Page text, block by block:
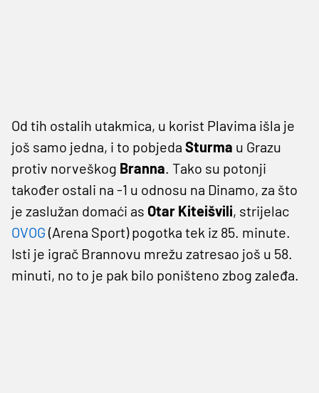
Od tih ostalih utakmica, u korist Plavima išla je
još samo jedna, i to pobjeda Sturma u Grazu
protiv norveškog Branna. Tako su potonji
također ostali na -1 u odnosu na Dinamo, za što
je zaslužan domaći as Otar Kiteišvili, strijelac
OVOG (Arena Sport) pogotka tek iz 85. minute.
Isti je igrač Brannovu mrežu zatresao još u 58.
minuti, no to je pak bilo poništeno zbog zaleđa.